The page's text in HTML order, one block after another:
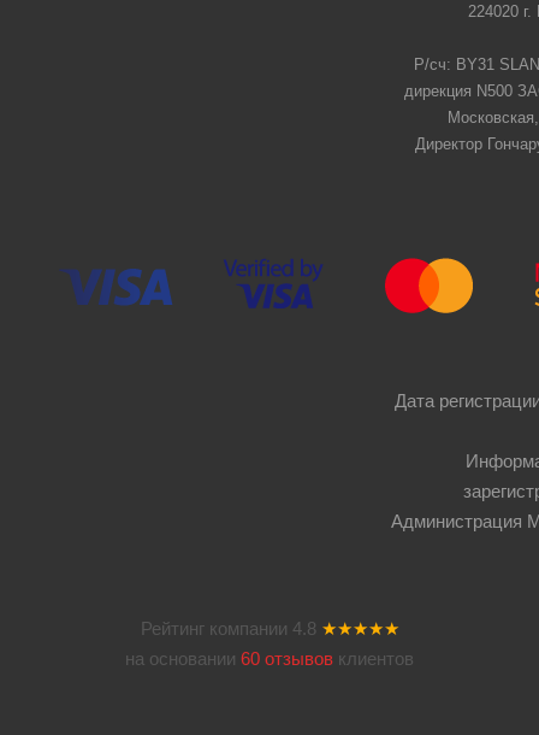
224020
Р/сч: BY31
дирекция N500
Директор
Дата
Администрация
Рейтинг компании 4.8 ★★★★★
на основании 60 отзывов клиентов